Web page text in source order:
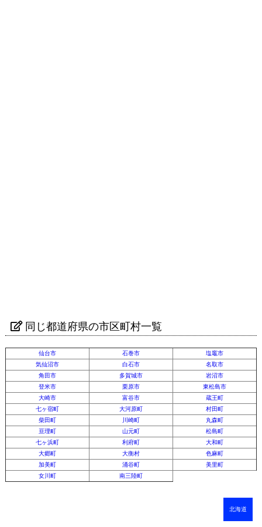
同じ都道府県の市区町村一覧
仙台市 石巻市
塩竈市
気仙沼市
白石市
名取市
角田市
多賀城市
岩沼市
登米市
栗原市
東松島市
大崎市
富谷市
蔵王町
七ヶ宿町
大河原町
村田町
柴田町
川崎町
丸森町
亘理町
山元町
松島町
七ヶ浜町
利府町
大和町
大郷町
大衡村
色麻町
加美町
涌谷町
美里町
女川町
南三陸町
北海道